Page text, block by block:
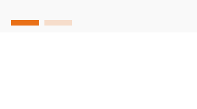
de produto